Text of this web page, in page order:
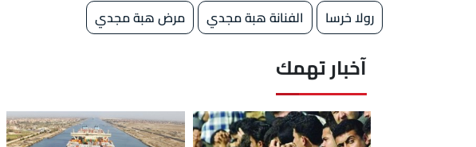
رولا خرسا الفنانة هبة مجدي مرض هبة مجدي
آخبار تهمك